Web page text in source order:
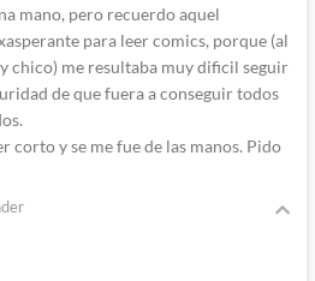
mano, pero recuerdo aquel
para leer comics, porque (al
chico) me resultaba muy dificil seguir
de que fuera a conseguir todos
corto y se me fue de las manos. Pido